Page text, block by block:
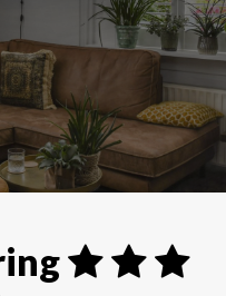
zoals shutters,